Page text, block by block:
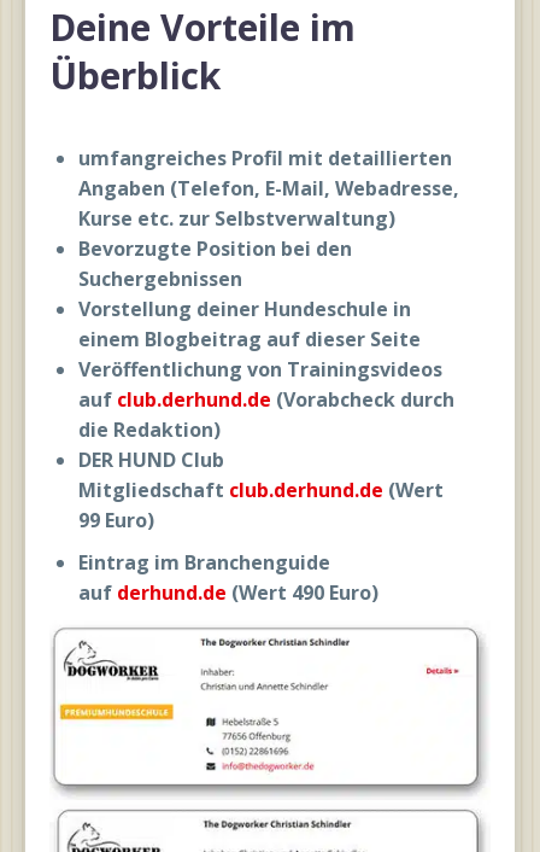
Deine Vorteile im
Überblick
umfangreiches Profil mit detaillierten
Angaben (Telefon, E-Mail, Webadresse,
Kurse etc. zur Selbstverwaltung)
Bevorzugte Position bei den
Suchergebnissen
Vorstellung deiner Hundeschule in
einem Blogbeitrag auf dieser Seite
Veröffentlichung von Trainingsvideos
auf club.derhund.de (Vorabcheck durch
die Redaktion)
DER HUND Club
Mitgliedschaft club.derhund.de (Wert
99 Euro)
Eintrag im Branchenguide
auf derhund.de (Wert 490 Euro)